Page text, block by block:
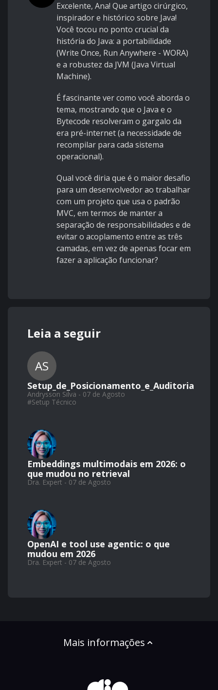
Excelente, Ana! Que artigo cirúrgico,
inspirador e histórico sobre Java!
Você tocou no ponto crucial da
história do Java: a portabilidade
(Write Once, Run Anywhere - WORA)
e a robustez da JVM (Java Virtual
Machine).
É fascinante ver como você aborda o
tema, mostrando que o Java e o
Bytecode resolveram o gargalo da
era pré-internet (a necessidade de
recompilar para cada sistema
operacional).
Qual você diria que é o maior desafio
para um desenvolvedor ao trabalhar
com um projeto que usa o padrão
MVC, em termos de manter a
separação de responsabilidades e de
evitar o acoplamento entre as três
camadas, em vez de apenas focar em
fazer a aplicação funcionar?
Leia a seguir
AS
Setup_de_Posicionamento_e_Auditoria
Andrysson Silva - 07 de Agosto
#Setup Técnico
Embeddings multimodais em 2026: o
que mudou no retrieval
Dra. Expert - 07 de Agosto
OpenAI e tool use agentic: o que
mudou em 2026
Dra. Expert - 07 de Agosto
Mais informações